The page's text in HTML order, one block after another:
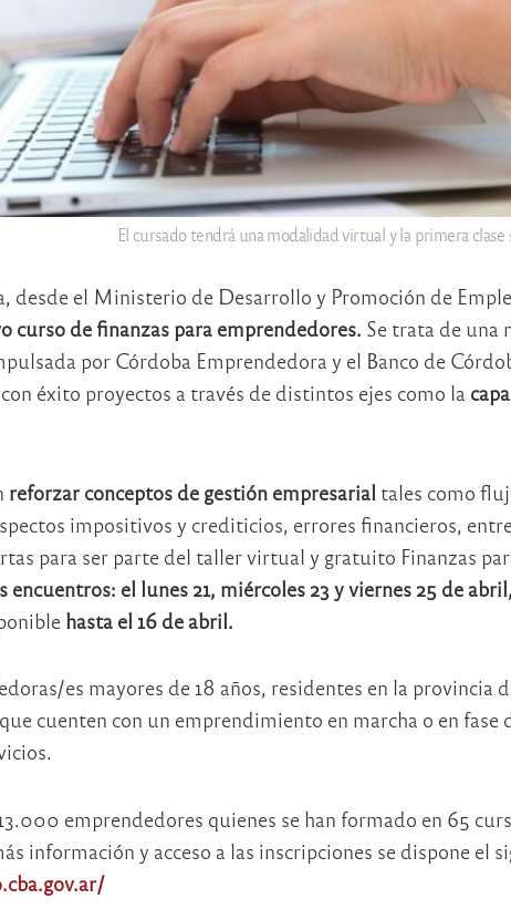
El cursado tendrá una modalidad virtual y la primera clase
desde el Ministerio de Desarrollo y Promoción de
curso de finanzas para emprendedores. Se trata de una
por Córdoba Emprendedora y el Banco de
éxito proyectos a través de distintos ejes como la
reforzar conceptos de gestión empresarial tales como
impositivos y crediticios, errores financieros,
para ser parte del taller virtual y gratuito Finanzas
encuentros: el lunes 21, miércoles 23 y viernes 25 de abril,
hasta el 16 de abril.
es mayores de 18 años, residentes en la provincia
cuenten con un emprendimiento en marcha o en fase
emprendedores quienes se han formado en 65
información y acceso a las inscripciones se dispone el